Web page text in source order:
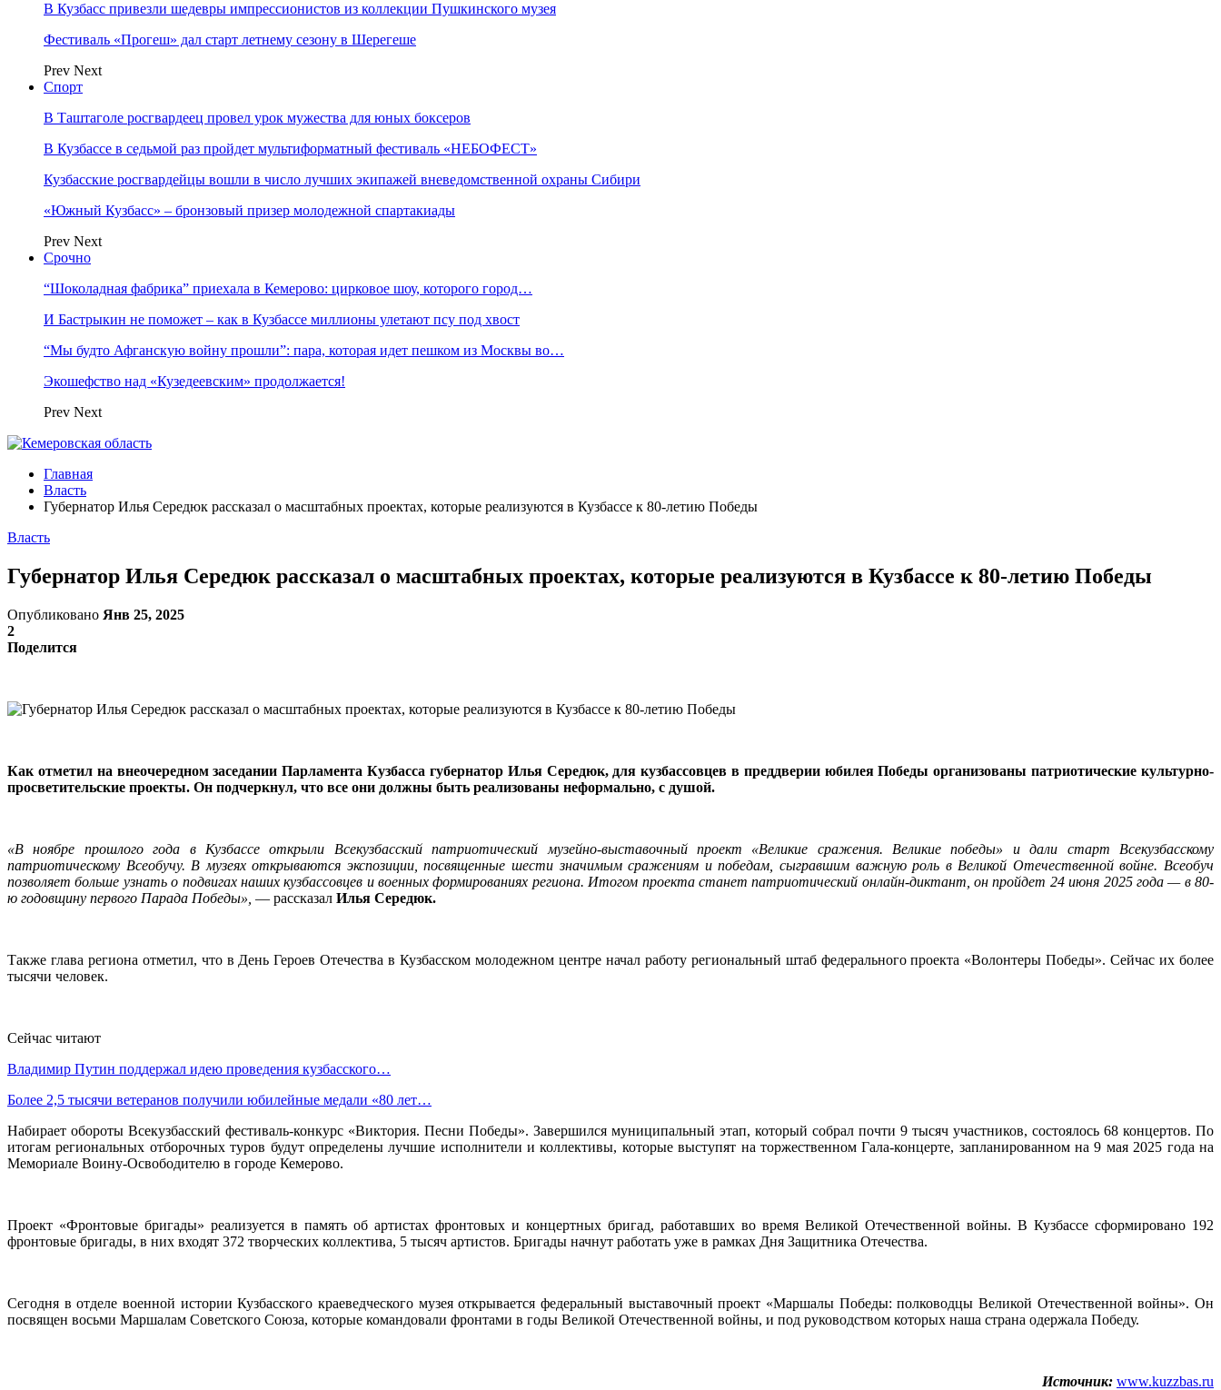
В Кузбасс привезли шедевры импрессионистов из коллекции Пушкинского музея
Фестиваль «Прогеш» дал старт летнему сезону в Шерегеше
Prev Next
Спорт
В Таштаголе росгвардеец провел урок мужества для юных боксеров
В Кузбассе в седьмой раз пройдет мультиформатный фестиваль «НЕБОФЕСТ»
Кузбасские росгвардейцы вошли в число лучших экипажей вневедомственной охраны Сибири
«Южный Кузбасс» – бронзовый призер молодежной спартакиады
Prev Next
Срочно
“Шоколадная фабрика” приехала в Кемерово: цирковое шоу, которого город…
И Бастрыкин не поможет – как в Кузбассе миллионы улетают псу под хвост
“Мы будто Афганскую войну прошли”: пара, которая идет пешком из Москвы во…
Экошефство над «Кузедеевским» продолжается!
Prev Next
Главная
Власть
Губернатор Илья Середюк рассказал о масштабных проектах, которые реализуются в Кузбассе к 80-летию Победы
Власть
Губернатор Илья Середюк рассказал о масштабных проектах, которые реализуются в Кузбассе к 80-летию Победы
Опубликовано Янв 25, 2025
2
Поделится
Как отметил на внеочередном заседании Парламента Кузбасса губернатор Илья Середюк, для кузбассовцев в преддверии юбилея Победы организованы патриотические культурно-
просветительские проекты. Он подчеркнул, что все они должны быть реализованы неформально, с душой.
«В ноябре прошлого года в Кузбассе открыли Всекузбасский патриотический музейно-выставочный проект «Великие сражения. Великие победы» и дали старт Всекузбасскому
патриотическому Всеобучу. В музеях открываются экспозиции, посвященные шести значимым сражениям и победам, сыгравшим важную роль в Великой Отечественной войне. Всеобуч
позволяет больше узнать о подвигах наших кузбассовцев и военных формированиях региона. Итогом проекта станет патриотический онлайн-диктант, он пройдет 24 июня 2025 года — в 80-
ю годовщину первого Парада Победы», — рассказал Илья Середюк.
Также глава региона отметил, что в День Героев Отечества в Кузбасском молодежном центре начал работу региональный штаб федерального проекта «Волонтеры Победы». Сейчас их более
тысячи человек.
Сейчас читают
Владимир Путин поддержал идею проведения кузбасского…
Более 2,5 тысячи ветеранов получили юбилейные медали «80 лет…
Набирает обороты Всекузбасский фестиваль-конкурс «Виктория. Песни Победы». Завершился муниципальный этап, который собрал почти 9 тысяч участников, состоялось 68 концертов. По
итогам региональных отборочных туров будут определены лучшие исполнители и коллективы, которые выступят на торжественном Гала-концерте, запланированном на 9 мая 2025 года на
Мемориале Воину-Освободителю в городе Кемерово.
Проект «Фронтовые бригады» реализуется в память об артистах фронтовых и концертных бригад, работавших во время Великой Отечественной войны. В Кузбассе сформировано 192
фронтовые бригады, в них входят 372 творческих коллектива, 5 тысяч артистов. Бригады начнут работать уже в рамках Дня Защитника Отечества.
Сегодня в отделе военной истории Кузбасского краеведческого музея открывается федеральный выставочный проект «Маршалы Победы: полководцы Великой Отечественной войны». Он
посвящен восьми Маршалам Советского Союза, которые командовали фронтами в годы Великой Отечественной войны, и под руководством которых наша страна одержала Победу.
Источник: www.kuzzbas.ru